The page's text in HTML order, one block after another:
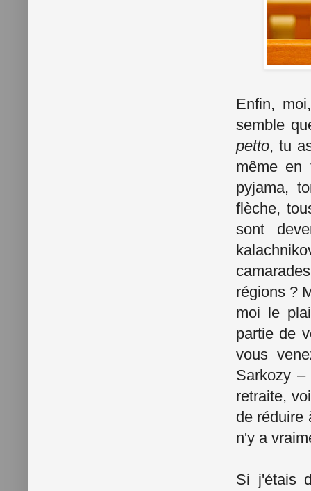
Enfin,
semble
petto, tu
même en
pyjama,
flèche,
sont
régions ?
moi le
partie de
vous
Sarkozy
retraite,
de réduire
n'y a
Si j'étais